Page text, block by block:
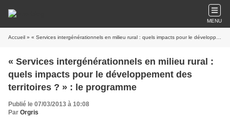
MENU
Accueil » « Services intergénérationnels en milieu rural : quels impacts pour le développement des territoires ? » : le programme
« Services intergénérationnels en milieu rural :
quels impacts pour le développement des
territoires ? » : le programme
Publié le 07/03/2013 à 10:08
Par Orgris